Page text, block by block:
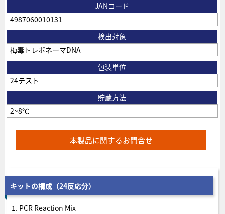
JANコード
4987060010131
検出対象
梅毒トレポネーマDNA
包装単位
24テスト
貯蔵方法
2~8℃
本製品に関するお問合せ
キットの構成（24反応分）
PCR Reaction Mix